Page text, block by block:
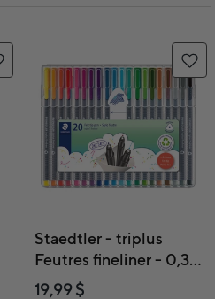
Staedtler - triplus
Feutres fineliner - 0,3
mm - couleurs
19,99 $